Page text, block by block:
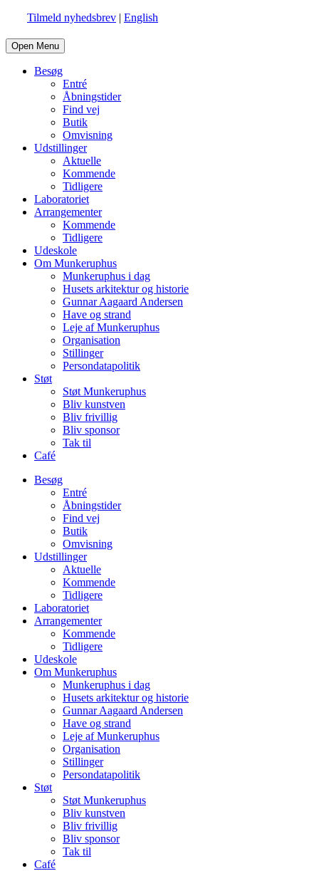
Tilmeld nyhedsbrev | English
Open Menu
Besøg
Entré
Åbningstider
Find vej
Butik
Omvisning
Udstillinger
Aktuelle
Kommende
Tidligere
Laboratoriet
Arrangementer
Kommende
Tidligere
Udeskole
Om Munkeruphus
Munkeruphus i dag
Husets arkitektur og historie
Gunnar Aagaard Andersen
Have og strand
Leje af Munkeruphus
Organisation
Stillinger
Persondatapolitik
Støt
Støt Munkeruphus
Bliv kunstven
Bliv frivillig
Bliv sponsor
Tak til
Café
Besøg
Entré
Åbningstider
Find vej
Butik
Omvisning
Udstillinger
Aktuelle
Kommende
Tidligere
Laboratoriet
Arrangementer
Kommende
Tidligere
Udeskole
Om Munkeruphus
Munkeruphus i dag
Husets arkitektur og historie
Gunnar Aagaard Andersen
Have og strand
Leje af Munkeruphus
Organisation
Stillinger
Persondatapolitik
Støt
Støt Munkeruphus
Bliv kunstven
Bliv frivillig
Bliv sponsor
Tak til
Café